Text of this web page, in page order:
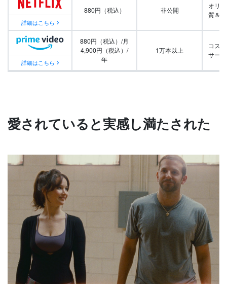
詳細はこちら
880円（税込） 非公開
オリ
質＆
詳細はこちら
880円（税込）/月
4,900円（税込）/
年
1万本以上
コス
サー
愛されていると実感し満たされた